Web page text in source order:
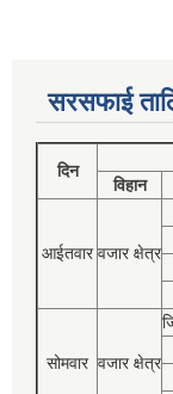
सरसफाई
दिन
विहान
आईतवार वजार क्षेत्र
सोमवार वजार क्षेत्र